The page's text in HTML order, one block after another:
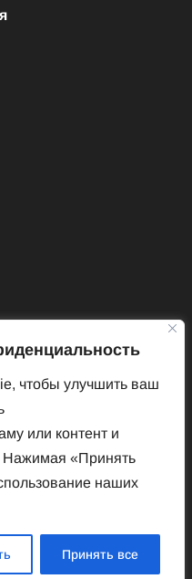
чтобы улучшить ваш
или контент и
Нажимая «Принять
наших
Принять все
журнал